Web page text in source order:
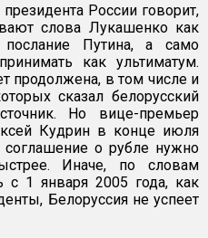
России говорит,
слова Лукашенко как
Путина, а само
как ультиматум.
продолжена, в том числе и
сказал белорусский
Но вице-премьер
Кудрин в конце июля
соглашение о рубле нужно
Иначе, по словам
с 1 января 2005 года, как
Белоруссия не успеет